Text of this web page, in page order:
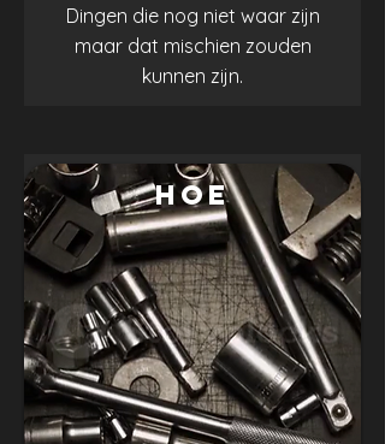
Dingen die nog niet waar zijn
maar dat mischien zouden
kunnen zijn.
.
HOE